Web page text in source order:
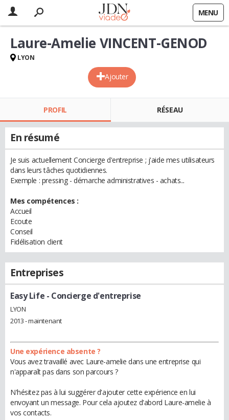
MENU
Ajouter
Laure-Amelie VINCENT-GENOD
LYON
PROFIL RÉSEAU
En résumé
Je suis actuellement Concierge d'entreprise ; j'aide mes utilisateurs
dans leurs tâches quotidiennes.
Exemple : pressing - démarche administratives - achats...
Mes compétences :
Accueil
Ecoute
Conseil
Fidélisation client
Entreprises
Easy Life - Concierge d'entreprise
LYON
2013 - maintenant
Une expérience absente ?
Vous avez travaillé avec Laure-amelie dans une entreprise qui
n'apparaît pas dans son parcours ?
N'hésitez pas à lui suggérer d'ajouter cette expérience en lui
envoyant un message. Pour cela ajoutez d'abord Laure-amelie à
vos contacts.